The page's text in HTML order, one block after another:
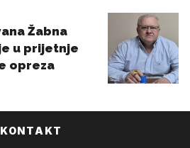
KONTAKT